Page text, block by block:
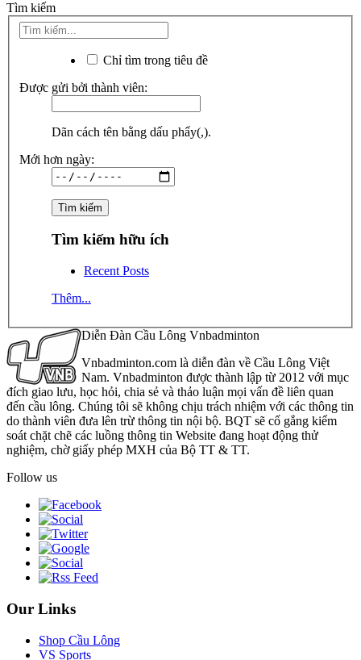
Tìm kiếm
Chỉ tìm trong tiêu đề
Được gửi bởi thành viên:
Dãn cách tên bằng dấu phẩy(,).
Mới hơn ngày:
Tìm kiếm hữu ích
Recent Posts
Thêm...
Diễn Đàn Cầu Lông Vnbadminton
Vnbadminton.com là diễn đàn về Cầu Lông Việt
Nam. Vnbadminton được thành lập từ 2012 với mục
đích giao lưu, học hỏi, chia sẻ và thảo luận mọi vấn đề liên quan
đến cầu lông. Chúng tôi sẽ không chịu trách nhiệm với các thông tin
do thành viên đưa lên trừ thông tin nội bộ. BQT sẽ cố gắng kiểm
soát chặt chẽ các luồng thông tin Website đang hoạt động thử
nghiệm, chờ giấy phép MXH của Bộ TT & TT.
Follow us
Our Links
Shop Cầu Lông
VS Sports